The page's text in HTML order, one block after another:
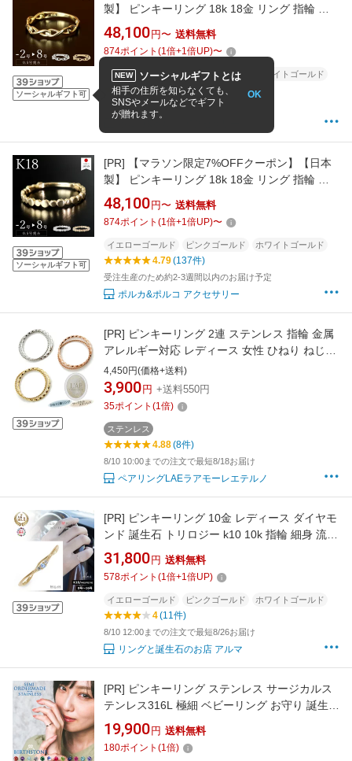
ソーシャルギフト可
製】 ピンキーリング 18k 18金 リング 指輪 レ
ディース k18 ゴールド k18リング 18kリング
18金リング a 小指 [ヨンナ]
48,100 円〜 送料無料
874ポイント (1倍+1倍UP)〜
イエローゴールド ピンクゴールド ホワイトゴールド
5(14件)
受注生産のため約3-4週間以内のお届け予定
ソーシャルギフト可
[PR]
【マラソン限定7%OFFクーポン】【日本
製】 ピンキーリング 18k 18金 リング 指輪 レ
ディース k18 ゴールド k18リング 18kリング
18金リング s 小指 [サラ]
48,100 円〜 送料無料
874ポイント (1倍+1倍UP)〜
イエローゴールド ピンクゴールド ホワイトゴールド
4.79(137件)
受注生産のため約2-3週間以内のお届け予定
ポルカ&ポルコ アクセサリー
[PR] ピンキーリング 2連 ステンレス 指輪 金属
アレルギー対応 レディース 女性 ひねり ねじり
細め 華奢 インフィニティ 3号 ギフト 錆びない
LAE ラアモーレエテルノ ブランド 【誕生日記
念日】 父の日 ギフト プレゼント
4,450円(価格+送料)
3,900 円 +送料550円
35ポイント (1倍)
ステンレス
4.88(8件)
8/10 10:00までの注文で最短8/18お届け
ペアリングLAEラアモーレエテルノ
[PR] ピンキーリング 10金 レディース ダイヤモ
ンド 誕生石 トリロジー k10 10k 指輪 細身 流れ
星 華奢 重ね付け 人気 おしゃれ シンプル ジュ
エリー プレゼント 誕生日プレゼント 贈り物 彼
女 妻 母 細め ストッパーリング 彼女 妻 贈り物
2026
31,800 円 送料無料
578ポイント (1倍+1倍UP)
イエローゴールド ピンクゴールド ホワイトゴールド
4(11件)
8/10 12:00までの注文で最短8/26お届け
リングと誕生石のお店 アルマ
[PR] ピンキーリング ステンレス サージカルス
テンレス316L 極細 ベビーリング お守り 誕生祝
い 娘 息子 1号〜30号 記念 誕生石 幅1.5mm〜
2mm 偶数号 ステンレス 指輪 2号 3号 4号 5号 6
号 7号 誕生日 プレゼント シンプル 小さい セミ
19,900 円 送料無料
180ポイント (1倍)
NEW ソーシャルギフトとは
相手の住所を知らなくても、
SNSやメールなどでギフト
が贈れます。
OK